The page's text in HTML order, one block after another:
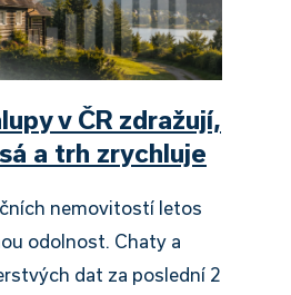
v ČR zdražují,
a trh zrychluje
nemovitostí letos
odolnost. Chaty a
dat za poslední 2